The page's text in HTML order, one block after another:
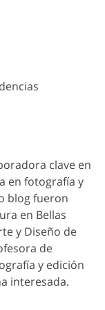
clave en
en fotografía y
blog fueron
en Bellas
y Diseño de
de
y edición
interesada.